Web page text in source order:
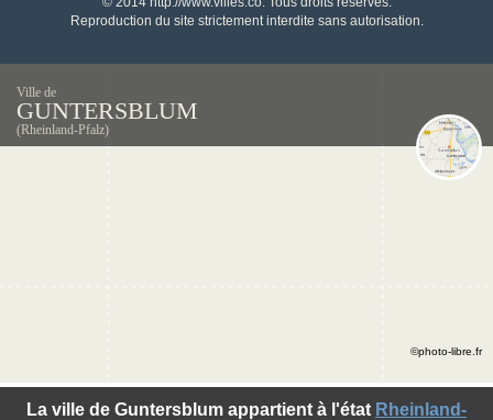
Reproduction du site strictement interdite sans autorisation.
Ville de
GUNTERSBLUM
(Rheinland-Pfalz)
La ville de Guntersblum appartient à l'état Rheinland-
©photo-libre.fr